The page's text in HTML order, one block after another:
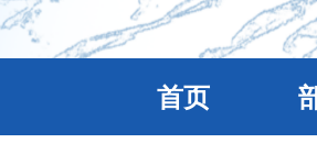
首页